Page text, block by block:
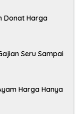
Donat Harga
Seru Sampai
Harga Hanya